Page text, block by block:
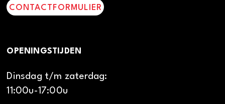
CONTACTFORMULIER
OPENINGSTIJDEN
Dinsdag t/m zaterdag:
11:00u-17:00u